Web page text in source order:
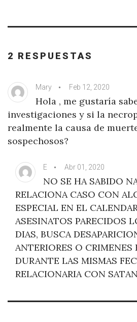
2 RESPUESTAS
Mary Feb 12, 2020
Hola , me gustaría
investigaciones y si la
realmente la causa de
sospechosos?
E Abr 01, 2020
NO SE HA SABIDO
RELACIONA CASO CON
ESPECIAL EN EL
ASESINATOS PARECIDOS
DIAS, BUSCA
ANTERIORES O CRIMENES
DURANTE LAS MISMAS
RELACIONARIA CON